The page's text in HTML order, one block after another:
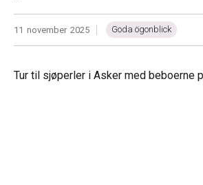
11 november 2025 Goda ögonblick
Tur til sjøperler i Asker med beboerne